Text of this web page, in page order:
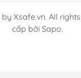
Xsafe.vn. All
cấp bởi Sapo.